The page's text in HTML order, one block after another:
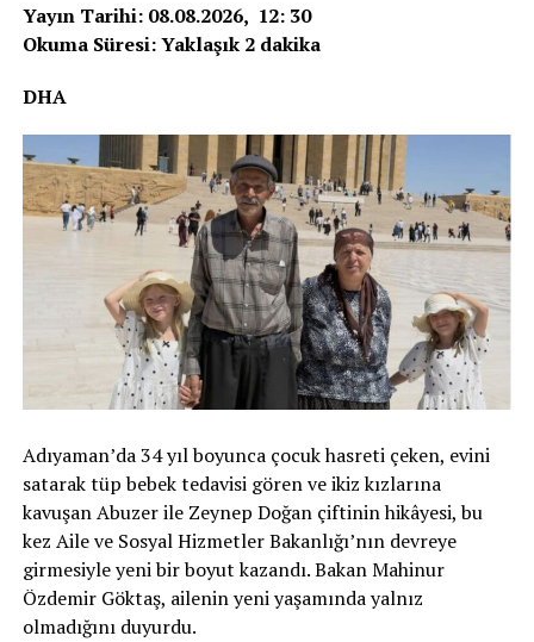
Yayın Tarihi: 08.08.2026, 12: 30
Okuma Süresi: Yaklaşık 2 dakika
DHA
Adıyaman’da 34 yıl boyunca çocuk hasreti çeken, evini
satarak tüp bebek tedavisi gören ve ikiz kızlarına
kavuşan Abuzer ile Zeynep Doğan çiftinin hikâyesi, bu
kez Aile ve Sosyal Hizmetler Bakanlığı’nın devreye
girmesiyle yeni bir boyut kazandı. Bakan Mahinur
Özdemir Göktaş, ailenin yeni yaşamında yalnız
olmadığını duyurdu.